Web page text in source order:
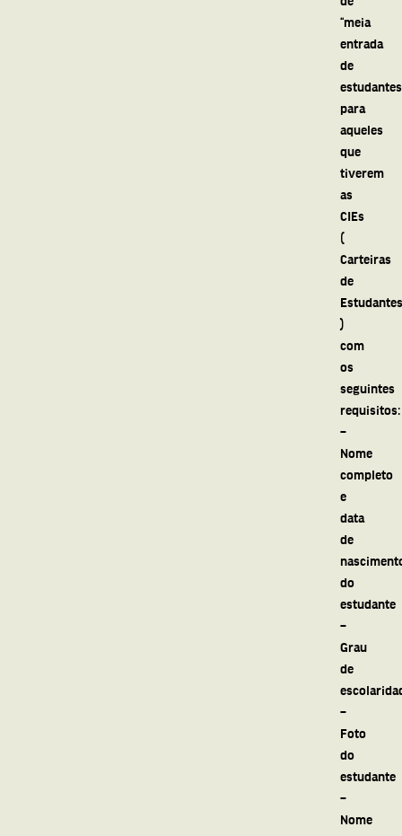
“meia
entrada
de
para
aqueles
que
tiverem
as
CIEs
(
Carteiras
de
Estudantes
)
com
os
seguintes
requisitos:
–
Nome
completo
e
data
de
do
estudante
–
Grau
de
–
Foto
do
estudante
–
Nome